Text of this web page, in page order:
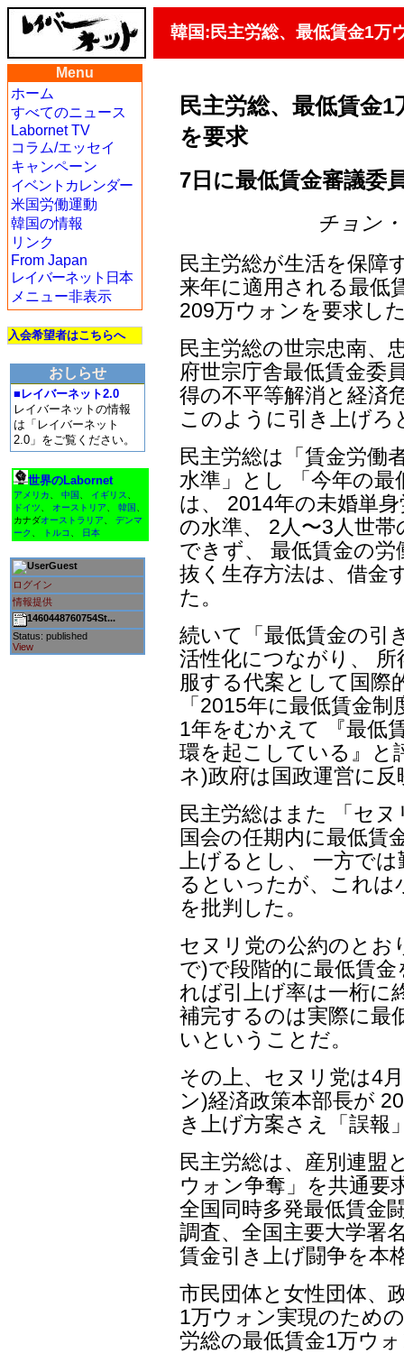
韓国:民主労総、最低賃金1万
Menu
ホーム
すべてのニュース
Labornet TV
コラム/エッセイ
キャンペーン
イベントカレンダー
米国労働運動
韓国の情報
リンク
From Japan
レイバーネット日本
メニュー非表示
入会希望者はこちらへ
おしらせ
■レイバーネット2.0
レイバーネットの情報
は「レイバーネット
2.0」をご覧ください。
世界のLabornet
アメリカ 中国 イギリス
ドイツ
オーストリア 韓国
カナダオーストラリア
デンマ
ーク
トルコ 日本
Guest
ログイン
情報提供
1460448760754St...
Status: published
View
民主労総、最低賃金
を要求
7日に最低賃金審議委
チョン
民主労総が生活を保障
来年に適用される最低
209万ウォンを要求し
民主労総の世宗忠南、
府世宗庁舎最低賃金委
得の不平等解消と経済
このように引き上げろ
民主労総は「賃金労働
水準」とし 「今年の
は、 2014年の未婚単
の水準、 2人〜3人世
できず、 最低賃金の
抜く生存方法は、借金
た。
続いて「最低賃金の引
活性化につながり、
服する代案として国際
「2015年に最低賃金
1年をむかえて 『最低
環を起こしている』と
ネ)政府は国政運営に
民主労総はまた 「セ
国会の任期内に最低賃
上げるとし、 一方で
るといったが、これは
を批判した。
セヌリ党の公約のとお
で)で段階的に最低賃
れば引上げ率は一桁に
補完するのは実際に最
いということだ。
その上、セヌリ党は4
ン)経済政策本部長が
き上げ方案さえ「誤報
民主労総は、産別連盟
ウォン争奪」を共通要
全国同時多発最低賃金
調査、全国主要大学署
賃金引き上げ闘争を本
市民団体と女性団体、
1万ウォン実現のため
労総の最低賃金1万ウ